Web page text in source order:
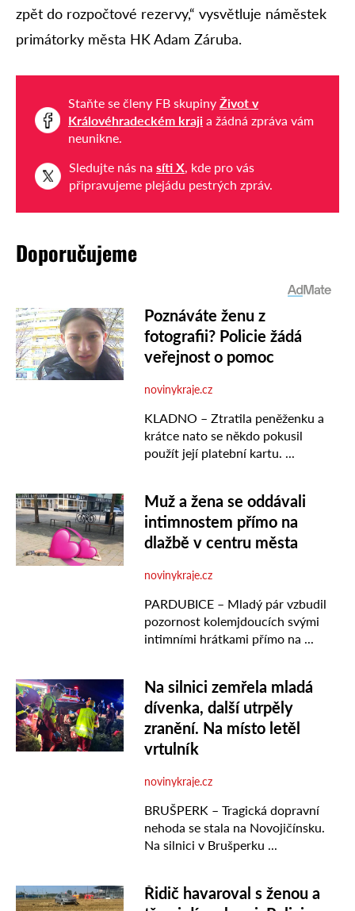
zpět do rozpočtové rezervy,“ vysvětluje náměstek
primátorky města HK Adam Záruba.
Staňte se členy FB skupiny Život v
Královéhradeckém kraji a žádná zpráva vám
neunikne.
Sledujte nás na síti X, kde pro vás
připravujeme plejádu pestrých zpráv.
Doporučujeme